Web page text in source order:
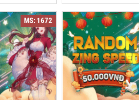
MS: 1672